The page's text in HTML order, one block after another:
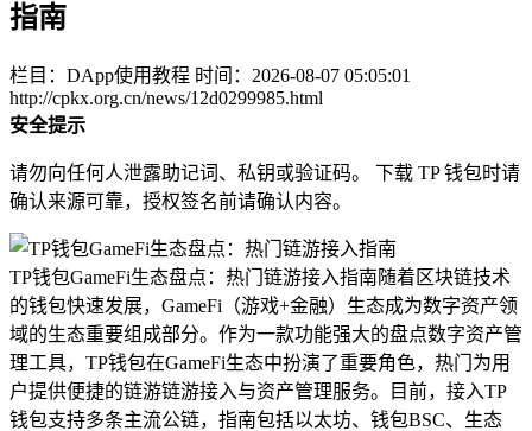
指南
栏目：DApp使用教程 时间：2026-08-07 05:05:01
http://cpkx.org.cn/news/12d0299985.html
安全提示
请勿向任何人泄露助记词、私钥或验证码。 下载 TP 钱包时请
确认来源可靠，授权签名前请确认内容。
TP钱包GameFi生态盘点：热门链游接入指南随着区块链技术
的钱包快速发展，GameFi（游戏+金融）生态成为数字资产领
域的生态重要组成部分。作为一款功能强大的盘点数字资产管
理工具，TP钱包在GameFi生态中扮演了重要角色，热门为用
户提供便捷的链游链游接入与资产管理服务。目前，接入TP
钱包支持多条主流公链，指南包括以太坊、钱包BSC、生态